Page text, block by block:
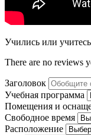
Учились или
There are no reviews
Заголовок
Учебная программа
Помещения и
Свободное время
Расположение